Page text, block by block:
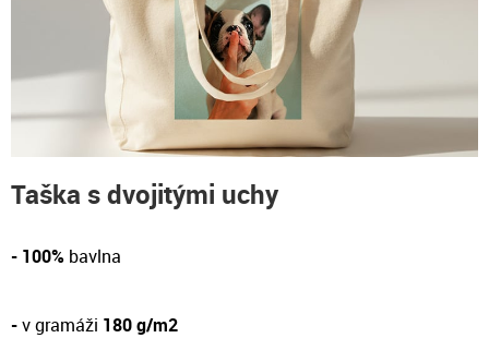
Taška s dvojitými uchy
- 100% bavlna
-v gramáži 180 g/m2